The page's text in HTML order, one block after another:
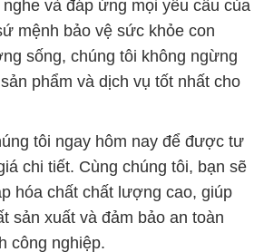
và đáp ứng mọi yêu cầu của
mệnh bảo vệ sức khỏe con
sống, chúng tôi không ngừng
phẩm và dịch vụ tốt nhất cho
tôi ngay hôm nay để được tư
chi tiết. Cùng chúng tôi, bạn sẽ
hóa chất chất lượng cao, giúp
sản xuất và đảm bảo an toàn
công nghiệp.